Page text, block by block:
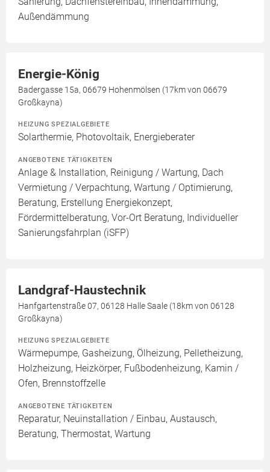
Außendämmung
Energie-König
Badergasse 15a, 06679 Hohenmölsen (17km von 06679
Großkayna)
HEIZUNG SPEZIALGEBIETE
Solarthermie, Photovoltaik, Energieberater
ANGEBOTENE TÄTIGKEITEN
Anlage & Installation, Reinigung / Wartung, Dach
Vermietung / Verpachtung, Wartung / Optimierung,
Beratung, Erstellung Energiekonzept,
Fördermittelberatung, Vor-Ort Beratung, Individueller
Sanierungsfahrplan (iSFP)
Landgraf-Haustechnik
Hanfgartenstraße 07, 06128 Halle Saale (18km von 06128
Großkayna)
HEIZUNG SPEZIALGEBIETE
Wärmepumpe, Gasheizung, Ölheizung, Pelletheizung,
Holzheizung, Heizkörper, Fußbodenheizung, Kamin /
Ofen, Brennstoffzelle
ANGEBOTENE TÄTIGKEITEN
Reparatur, Neuinstallation / Einbau, Austausch,
Beratung, Thermostat, Wartung